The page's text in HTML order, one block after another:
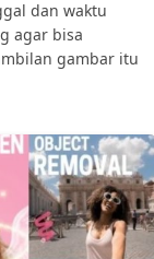
dan waktu
agar bisa
gambar itu